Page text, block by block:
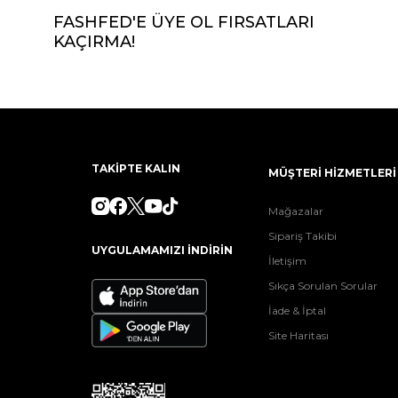
FASHFED'E ÜYE OL FIRSATLARI
KAÇIRMA!
TAKİPTE KALIN
UYGULAMAMIZI İNDİRİN
MÜŞTERİ HİZMETLERİ
Mağazalar
Sipariş Takibi
İletişim
Sıkça Sorulan Sorular
İade & İptal
Site Haritası